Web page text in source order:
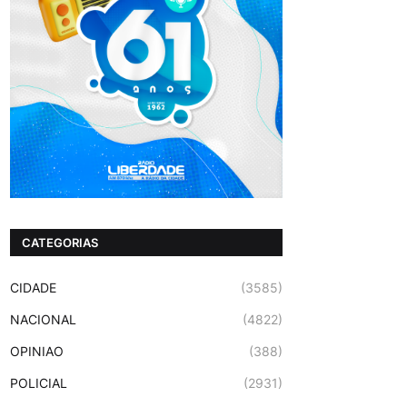
CATEGORIAS
CIDADE (3585)
NACIONAL (4822)
OPINIAO (388)
POLICIAL (2931)